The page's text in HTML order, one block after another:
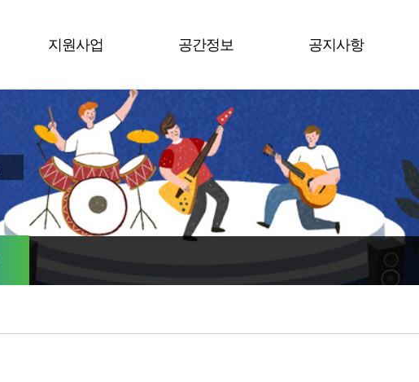
지원사업
평택시
수도권
전 국
공간정보
남부권역
북부권역
서부권역
공지사항
행사소식